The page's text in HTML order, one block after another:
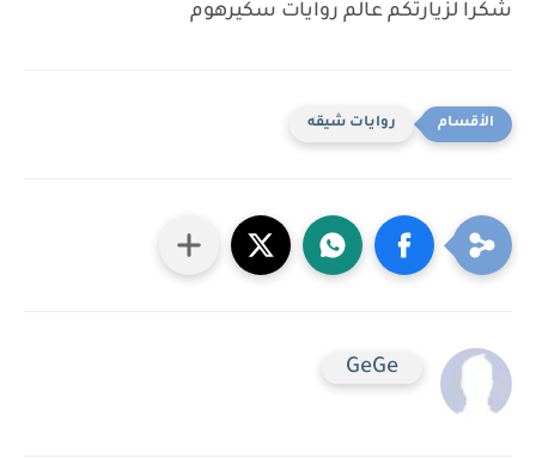
شكرا لزيارتكم عالم روايات سكيرهوم
روايات شيقه
GeGe